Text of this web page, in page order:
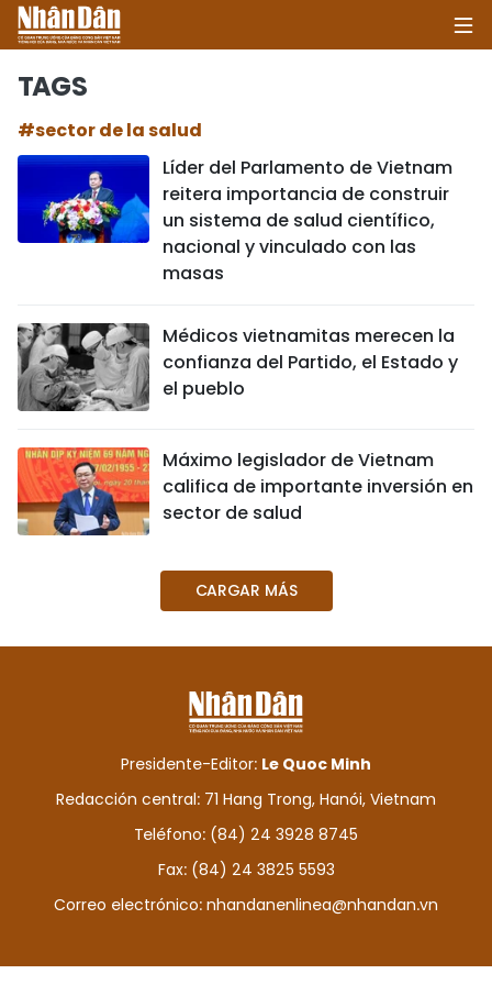
POLÍTICA
ECONOMÍA
SALUD - MEDIO AMBIENTE
INTERNACIONAL
DEPORTES
VIAJES
FOTOGRAFÍA
¿QUIÉNES SOMOS?
TIẾNG VIỆT
ENGLISH
中文
TAGS
#sector de la salud
Líder del Parlamento de Vietnam
reitera importancia de construir
un sistema de salud científico,
nacional y vinculado con las
masas
Médicos vietnamitas merecen la
confianza del Partido, el Estado y
el pueblo
Máximo legislador de Vietnam
califica de importante inversión en
sector de salud
CARGAR MÁS
Presidente-Editor: Le Quoc Minh
Redacción central: 71 Hang Trong, Hanói, Vietnam
Teléfono: (84) 24 3928 8745
Fax: (84) 24 3825 5593
Correo electrónico: nhandanenlinea@nhandan.vn